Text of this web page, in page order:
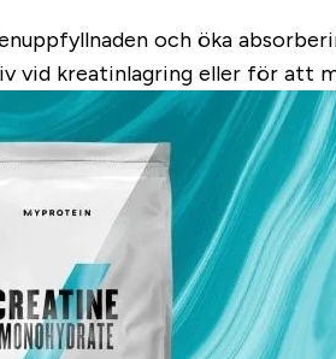
och öka
vid kreatinlagring eller för att